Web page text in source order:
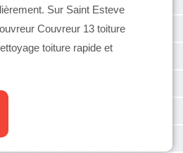
Sur Saint Esteve
Couvreur 13 toiture
toiture rapide et